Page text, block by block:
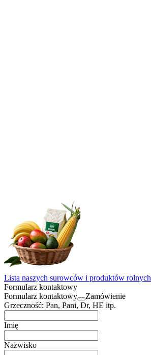
Lista naszych surowców i produktów rolnych
Formularz kontaktowy
Formularz kontaktowy
Zamówienie
Grzeczność: Pan, Pani, Dr, HE itp.
Imię
Nazwisko